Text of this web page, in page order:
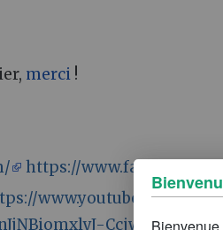
merci !
https://
www.youtube.com/
CcjwW